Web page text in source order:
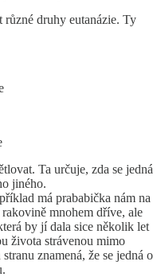
druhy eutanázie. Ty
Ta určuje, zda se jedná
jiného.
má prababička nám na
mnohem dříve, ale
by jí dala sice několik let
života strávenou mimo
znamená, že se jedná o